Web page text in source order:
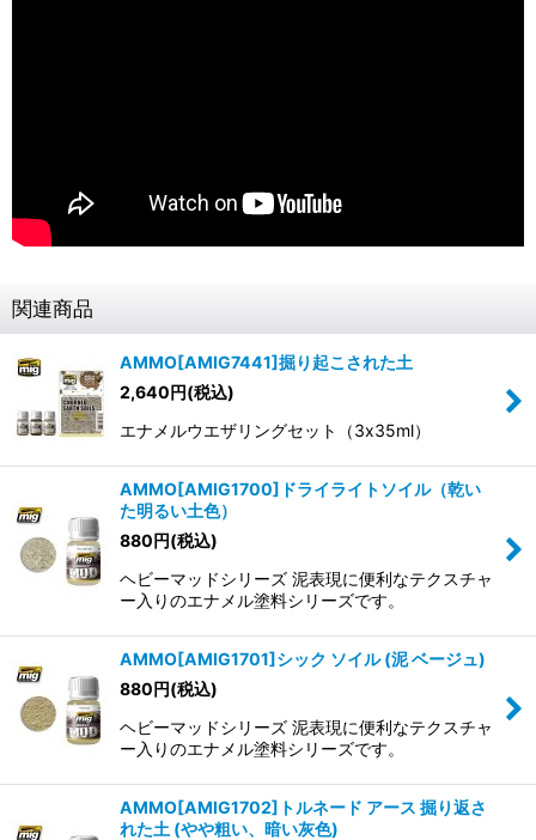
関連商品
AMMO[AMIG7441]掘り起こされた土
2,640円(税込)
エナメルウエザリングセット（3x35ml）
AMMO[AMIG1700]ドライライトソイル（乾い
た明るい土色）
880円(税込)
ヘビーマッドシリーズ 泥表現に便利なテクスチャ
ー入りのエナメル塗料シリーズです。
AMMO[AMIG1701]シック ソイル (泥 ベージュ)
880円(税込)
ヘビーマッドシリーズ 泥表現に便利なテクスチャ
ー入りのエナメル塗料シリーズです。
AMMO[AMIG1702]トルネード アース 掘り返さ
れた土 (やや粗い、暗い灰色)